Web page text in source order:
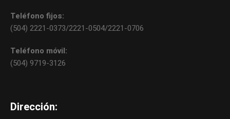
Teléfono fijos:
(504) 2221-0373/2221-0504/2221-0706
Teléfono móvil:
(504) 9719-3126
Dirección: